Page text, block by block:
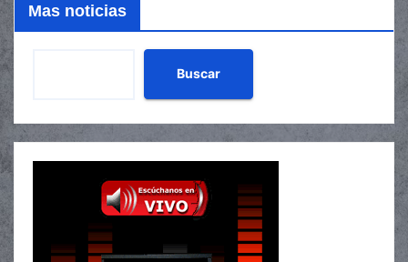
Mas noticias
Buscar